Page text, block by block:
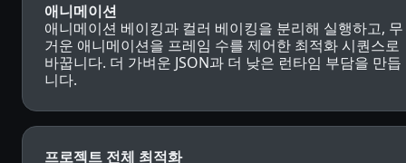
애니메이션
애니메이션 베이킹과 컬러 베이킹을 분리해 실행하고, 무
거운 애니메이션을 프레임 수를 제어한 최적화 시퀀스로
바꿉니다. 더 가벼운 JSON과 더 낮은 런타임 부담을 만듭
니다.
프로젝트 전체 최적화